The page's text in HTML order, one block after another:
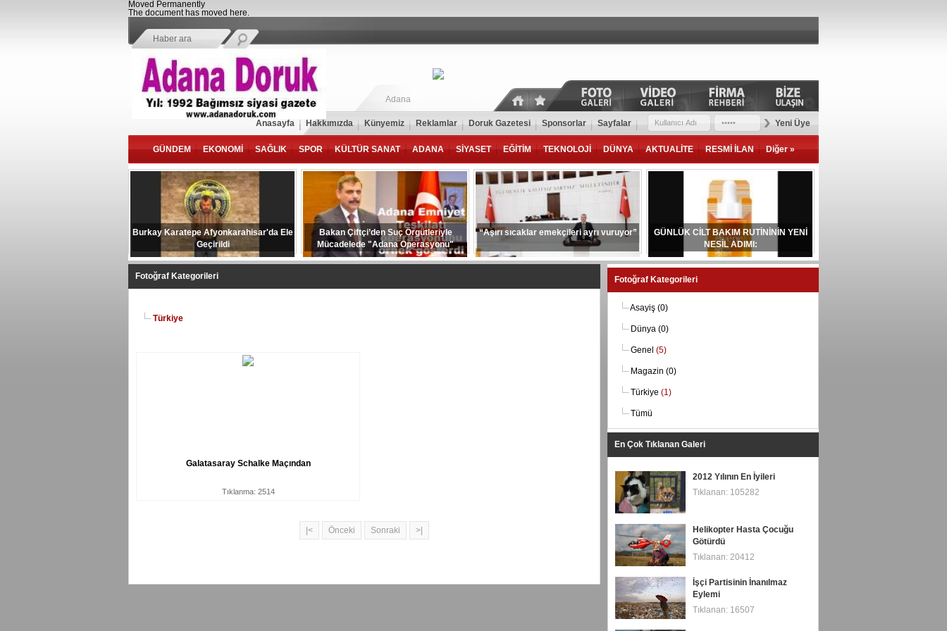
Moved Permanently
The document has moved here.
Adana
Anasayfa Hakkımızda Künyemiz Reklamlar Doruk Gazetesi Sponsorlar Sayfalar Yeni Üye
GÜNDEM EKONOMİ SAĞLIK SPOR KÜLTÜR SANAT ADANA SİYASET EĞİTİM TEKNOLOJİ DÜNYA AKTUALİTE RESMİ İLAN Diğer »
Burkay Karatepe Afyonkarahisar'da Ele
Geçirildi
Bakan Çiftçi’den Suç Örgütleriyle
Mücadelede "Adana Operasyonu"
Vurgusu
“Aşırı sıcaklar emekçileri ayrı vuruyor”
GÜNLÜK CİLT BAKIM RUTİNİNİN YENİ
NESİL ADIMI:
Fotoğraf Kategorileri
Türkiye
Galatasaray Schalke Maçından
Tıklanma: 2514
|< Önceki Sonraki >|
Fotoğraf Kategorileri
Asayiş (0)
Dünya (0)
Genel (5)
Magazin (0)
Türkiye (1)
Tümü
En Çok Tıklanan Galeri
2012 Yılının En İyileri
Tıklanan: 105282
Helikopter Hasta Çocuğu
Götürdü
Tıklanan: 20412
İşçi Partisinin İnanılmaz
Eylemi
Tıklanan: 16507